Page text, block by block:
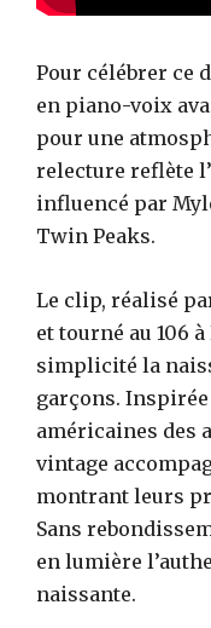
Pour célébrer ce
en piano-voix
pour une
relecture reflète
influencé par
Twin Peaks.
Le clip, réalisé
et tourné au 106
simplicité la
garçons.
américaines des
vintage
montrant leurs
Sans
en lumière
naissante.